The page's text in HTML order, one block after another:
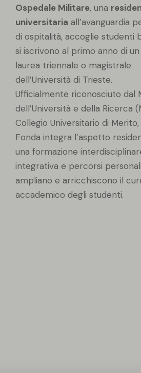
Ospedale Militare, una
universitaria all’avanguardia
di ospitalità, accoglie studenti
si iscrivono al primo anno di
laurea triennale o magistrale
dell’Università di Trieste.
Ufficialmente riconosciuto dal
dell’Università e della Ricerca
Collegio Universitario di
Fonda integra l’aspetto
una formazione
integrativa e percorsi
ampliano e arricchiscono il
accademico degli studenti.